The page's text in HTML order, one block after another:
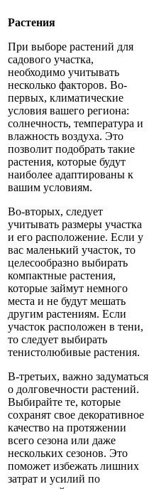
Растения
При выборе растений для
садового участка,
необходимо учитывать
несколько факторов. Во-
первых, климатические
условия вашего региона:
солнечность, температура и
влажность воздуха. Это
позволит подобрать такие
растения, которые будут
наиболее адаптированы к
вашим условиям.
Во-вторых, следует
учитывать размеры участка
и его расположение. Если у
вас маленький участок, то
целесообразно выбирать
компактные растения,
которые займут немного
места и не будут мешать
другим растениям. Если
участок расположен в тени,
то следует выбирать
тенистолюбивые растения.
В-третьих, важно задуматься
о долговечности растений.
Выбирайте те, которые
сохранят свое декоративное
качество на протяжении
всего сезона или даже
нескольких сезонов. Это
поможет избежать лишних
затрат и усилий по